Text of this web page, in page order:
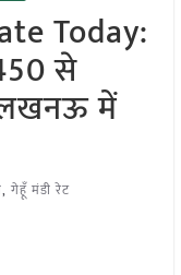
Today:
से
में
, गेहूँ मंडी रेट